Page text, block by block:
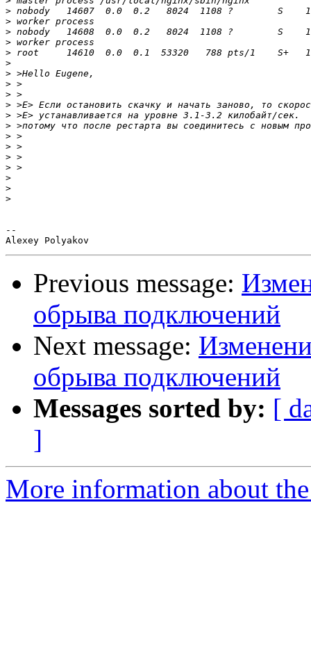
>
>
>
>
>
>
>
>
>
>
>
>
>
>
>
>
>
>
>
--
Previous message:
обрыва подключений
Next message:
обрыва подключений
Messages sorted by: [
]
More information about